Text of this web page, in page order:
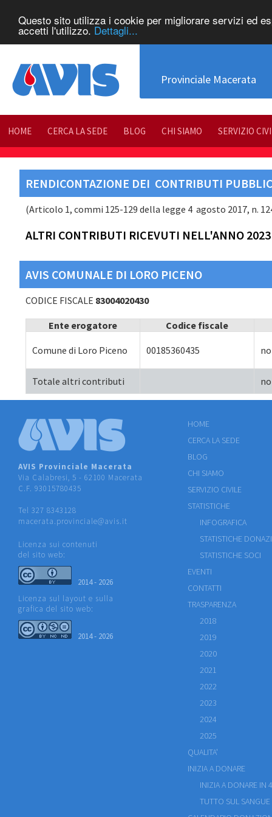
Questo sito utilizza i cookie per migliorare servizi ed
accetti l'utilizzo. Dettagli...
Provinciale Macerata
HOME CERCA LA SEDE BLOG CHI SIAMO SERVIZIO
RENDICONTAZIONE DEI CONTRIBUTI
(Articolo 1, commi 125-129 della legge 4 agosto 2017, n.
ALTRI CONTRIBUTI RICEVUTI NELL'ANNO 2023
AVIS COMUNALE DI LORO PICENO
CODICE FISCALE 83004020430
Ente erogatore Codice fiscale
Comune di Loro Piceno 00185360435
Totale altri contributi
AVIS Provinciale Macerata
Via Calabresi, 5 - 62100 Macerata
C.F. 93015780435
Tel 327 8343128
macerata.provinciale@avis.it
Licenza sui contenuti
del sito web:
2014 - 2026
Licenza sul layout e sulla
grafica del sito web:
2014 - 2026
HOME
CERCA LA SEDE
BLOG
CHI SIAMO
SERVIZIO CIVILE
STATISTICHE
INFOGRAFICA
STATISTICHE
STATISTICHE SOCI
EVENTI
CONTATTI
TRASPARENZA
2018
2019
2020
2021
2022
2023
2024
2025
QUALITA'
INIZIA A DONARE
INIZIA A DONARE IN
TUTTO SUL SANGUE